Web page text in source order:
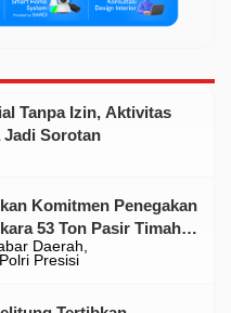
Tanpa Izin, Aktivitas
Jadi Sorotan
Daerah
Polri Presisi
Komitmen Penegakan
53 Ton Pasir Timah